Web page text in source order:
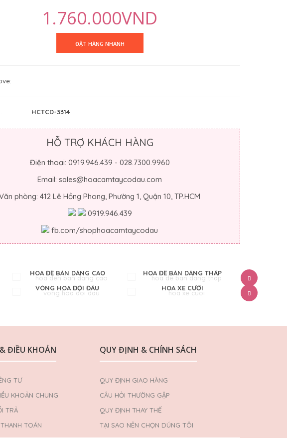
1.760.000VND
HCTCD-3314
HỖ TRỢ KHÁCH HÀNG
Điện thoại: 0919.946.439 - 028.7300.9960
Email: sales@hoacamtaycodau.com
phòng: 412 Lê Hồng Phong, Phường 1, Quận 10, TP.HCM
0919.946.439
fb.com/shophoacamtaycodau
HOA ĐỂ BÀN DÁNG CAO HOA ĐỂ BÀN DÁNG THẤP
VÒNG HOA ĐỘI ĐẦU HOA XE CƯỚI
ĐIỀU KHOẢN
TƯ
KHOẢN CHUNG
TRẢ
TOÁN
QUY ĐỊNH & CHÍNH SÁCH
QUY ĐỊNH GIAO HÀNG
CÂU HỎI THƯỜNG GẶP
QUY ĐỊNH THAY THẾ
TẠI SAO NÊN CHỌN DÚNG TÔI